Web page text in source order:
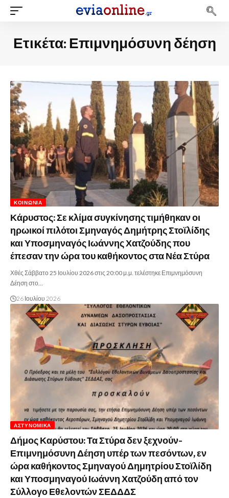
Ετικέτα: Επιμνημόσυνη δέηση
ΚΟΙΝΩΝΊΑ
Κάρυστος: Σε κλίμα συγκίνησης τιμήθηκαν οι
ηρωικοί πιλότοι Σμηναγός Δημήτρης Στοϊλίδης
και Υποσμηναγός Ιωάννης Χατζούδης που
έπεσαν την ώρα του καθήκοντος στα Νέα Στύρα
Χθές Σάββατο 25 Ιουλίου 2026 στις 20:00 μ.μ. τελέστηκε Επιμνημόσυνη
Δέηση στο…
26 Ιουλίου 2026
ΑΣΤΥΝΟΜΙΚΆ
Δήμος Καρύστου: Τα Στύρα δεν ξεχνούν-
Επιμνημόσυνη Δέηση υπέρ των πεσόντων, εν
ώρα καθήκοντος Σμηναγού Δημητρίου Στοϊλίδη
και Υποσμηναγού Ιωάννη Χατζούδη από τον
Σύλλογο Εθελοντών ΣΕΔΔΔΣ